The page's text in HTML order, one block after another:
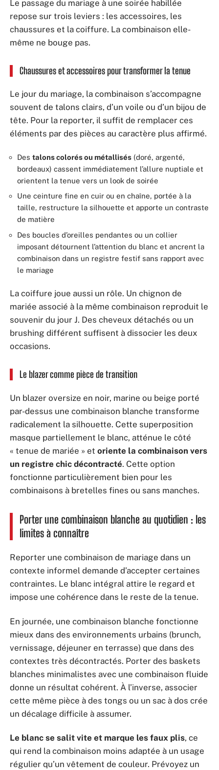
Le passage du mariage à une soirée habillée
repose sur trois leviers : les accessoires, les
chaussures et la coiffure. La combinaison elle-
même ne bouge pas.
Chaussures et accessoires pour transformer la tenue
Le jour du mariage, la combinaison s’accompagne
souvent de talons clairs, d’un voile ou d’un bijou de
tête. Pour la reporter, il suffit de remplacer ces
éléments par des pièces au caractère plus affirmé.
Des talons colorés ou métallisés (doré, argenté,
bordeaux) cassent immédiatement l’allure nuptiale et
orientent la tenue vers un look de soirée
Une ceinture fine en cuir ou en chaîne, portée à la
taille, restructure la silhouette et apporte un contraste
de matière
Des boucles d’oreilles pendantes ou un collier
imposant détournent l’attention du blanc et ancrent la
combinaison dans un registre festif sans rapport avec
le mariage
La coiffure joue aussi un rôle. Un chignon de
mariée associé à la même combinaison reproduit le
souvenir du jour J. Des cheveux détachés ou un
brushing différent suffisent à dissocier les deux
occasions.
Le blazer comme pièce de transition
Un blazer oversize en noir, marine ou beige porté
par-dessus une combinaison blanche transforme
radicalement la silhouette. Cette superposition
masque partiellement le blanc, atténue le côté
« tenue de mariée » et oriente la combinaison vers
un registre chic décontracté. Cette option
fonctionne particulièrement bien pour les
combinaisons à bretelles fines ou sans manches.
Porter une combinaison blanche au quotidien : les
limites à connaître
Reporter une combinaison de mariage dans un
contexte informel demande d’accepter certaines
contraintes. Le blanc intégral attire le regard et
impose une cohérence dans le reste de la tenue.
En journée, une combinaison blanche fonctionne
mieux dans des environnements urbains (brunch,
vernissage, déjeuner en terrasse) que dans des
contextes très décontractés. Porter des baskets
blanches minimalistes avec une combinaison fluide
donne un résultat cohérent. À l’inverse, associer
cette même pièce à des tongs ou un sac à dos crée
un décalage difficile à assumer.
Le blanc se salit vite et marque les faux plis, ce
qui rend la combinaison moins adaptée à un usage
régulier qu’un vêtement de couleur. Prévoyez un